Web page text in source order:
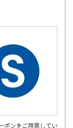
ポンをご用意してい